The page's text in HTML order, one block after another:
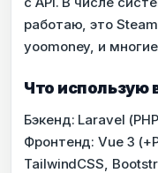
работаю, это
yoomoney, и
Что использую
Бэкенд: Laravel
Фронтенд: Vue 3
TailwindCSS,